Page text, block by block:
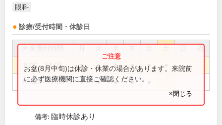
眼科
診療/受付時間・休診日
祝
8:00～12:00 ● ● ● ● ●
13:30～17:00 ● ● ● ●
お盆(8月中旬)は休診・休業の場合があります。来院前
に必ず医療機関に直接ご確認ください。
×閉じる
備考: 臨時休診あり